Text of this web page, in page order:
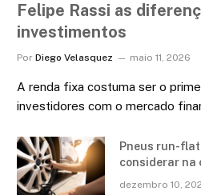
Felipe Rassi as
investimentos
Por Diego Velasquez maio 11, 2026
A renda fixa costuma ser o
investidores com o mercado
Pneus run-
considerar na
dezembro 10,